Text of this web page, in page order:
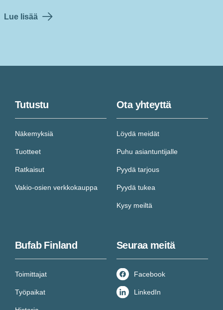
Lue lisää
Tutustu
Näkemyksiä
Tuotteet
Ratkaisut
Vakio-osien verkkokauppa
Ota yhteyttä
Löydä meidät
Puhu asiantuntijalle
Pyydä tarjous
Pyydä tukea
Kysy meiltä
Bufab Finland
Toimittajat
Työpaikat
Seuraa meitä
Facebook
LinkedIn